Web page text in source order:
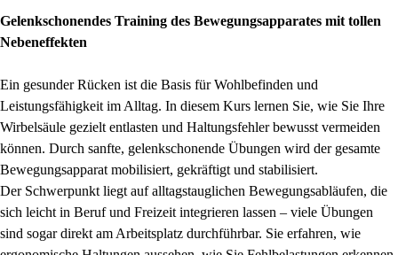
Gelenkschonendes Training des Bewegungsapparates mit tollen
Nebeneffekten
Ein gesunder Rücken ist die Basis für Wohlbefinden und
Leistungsfähigkeit im Alltag. In diesem Kurs lernen Sie, wie Sie Ihre
Wirbelsäule gezielt entlasten und Haltungsfehler bewusst vermeiden
können. Durch sanfte, gelenkschonende Übungen wird der gesamte
Bewegungsapparat mobilisiert, gekräftigt und stabilisiert.
Der Schwerpunkt liegt auf alltagstauglichen Bewegungsabläufen, die
sich leicht in Beruf und Freizeit integrieren lassen – viele Übungen
sind sogar direkt am Arbeitsplatz durchführbar. Sie erfahren, wie